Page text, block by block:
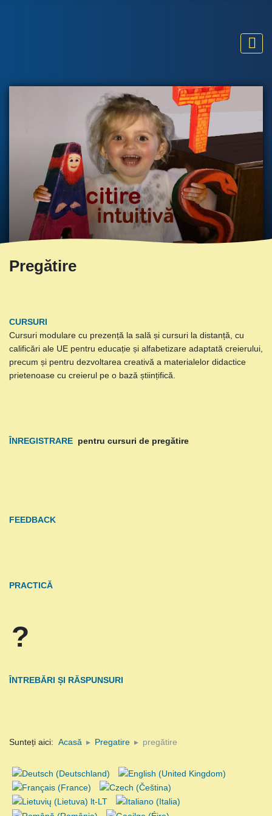
Sunteți aici: Acasă Pregatire pregătire
Pregătire
CURSURI
Cursuri modulare cu prezență la sală și cursuri la distanță, cu
calificări ale UE pentru educație și alfabetizare adaptată creierului,
precum și pentru dezvoltarea creativă a materialelor didactice
prietenoase cu creierul pe o bază științifică.
ÎNREGISTRARE pentru cursuri de pregătire
FEEDBACK
PRACTICĂ
?
ÎNTREBĂRI ȘI RĂSPUNSURI